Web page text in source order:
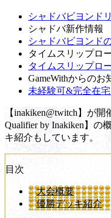
シャドバビヨンド
シャドバ新作情報
シャドバビヨンド
タイムスリップロ
タイムスリップロ
GameWithからのお
未経験可&完全在
【inakiken@twitch】が開
Qualifier by Inakiken】の
キ紹介もしています。
目次
大会概要
優勝デッキ紹介